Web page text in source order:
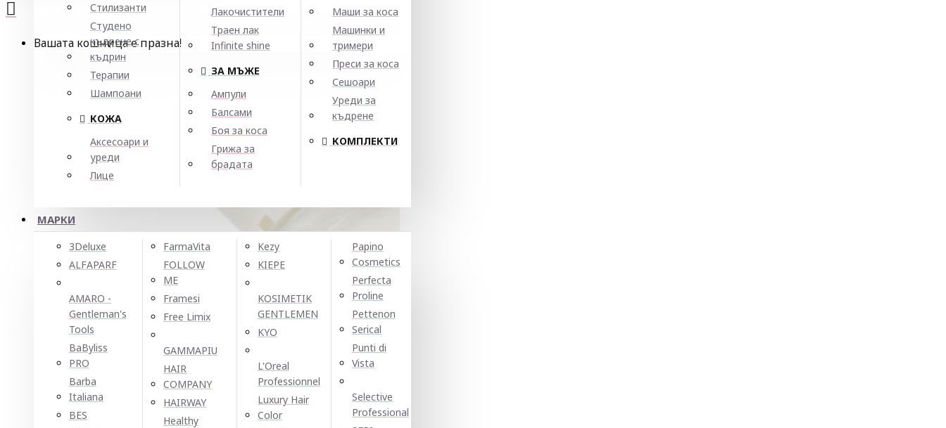
Стилизанти
Студено
къдрене с
къдрин
Терапии
Шампоани
КОЖА
Аксесоари и
уреди
Лице
Лакочистители
Траен лак
Infinite shine
ЗА МЪЖЕ
Ампули
Балсами
Боя за коса
Грижа за
брадата
Маши за коса
Машинки и
тримери
Преси за коса
Сешоари
Уреди за
къдрене
КОМПЛЕКТИ
МАРКИ
3Deluxe
ALFAPARF
AMARO -
Gentleman's
Tools
BaByliss
PRO
Barba
Italiana
BES
FarmaVita
FOLLOW
ME
Framesi
Free Limix
GAMMAPIU
HAIR
COMPANY
HAIRWAY
Healthy
Kezy
KIEPE
KOSIMETIK
GENTLEMEN
KYO
L'Oreal
Professionnel
Luxury Hair
Color
Papino
Cosmetics
Perfecta
Proline
Pettenon
Serical
Punti di
Vista
Selective
Professional
Вашата кошница е празна!